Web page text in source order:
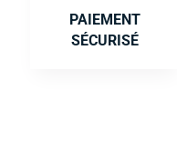
PAIEMENT
SÉCURISÉ